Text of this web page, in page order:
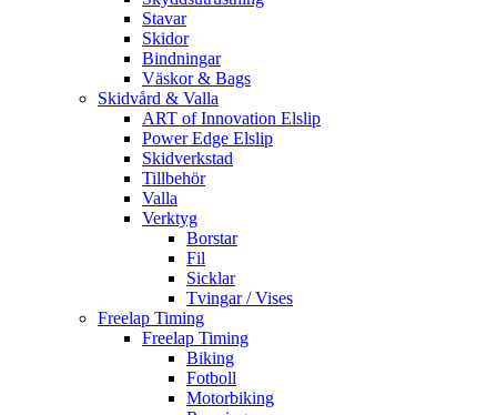
Stavar
Skidor
Bindningar
Väskor & Bags
Skidvård & Valla
ART of Innovation Elslip
Power Edge Elslip
Skidverkstad
Tillbehör
Valla
Verktyg
Borstar
Fil
Sicklar
Tvingar / Vises
Freelap Timing
Freelap Timing
Biking
Fotboll
Motorbiking